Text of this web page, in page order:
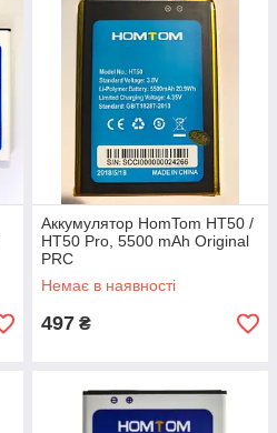
Аккумулятор HomTom HT50 /
HT50 Pro, 5500 mAh Original
PRC
Немає в наявності
497 ₴